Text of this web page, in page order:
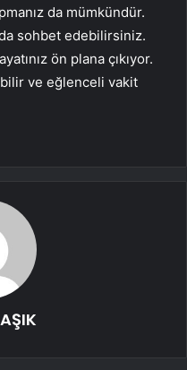
da mümkündür.
da sohbet edebilirsiniz.
ön plana çıkıyor.
ve eğlenceli vakit